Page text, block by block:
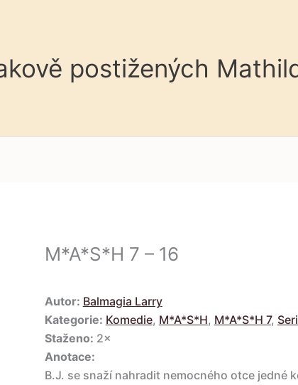
postižených
M*A*S*H 7 – 16
Autor: Balmagia Larry
Kategorie: Komedie, M*A*S*H, M*A*S*H 7,
Staženo: 2×
Anotace:
B.J. se snaží nahradit nemocného otce jedné